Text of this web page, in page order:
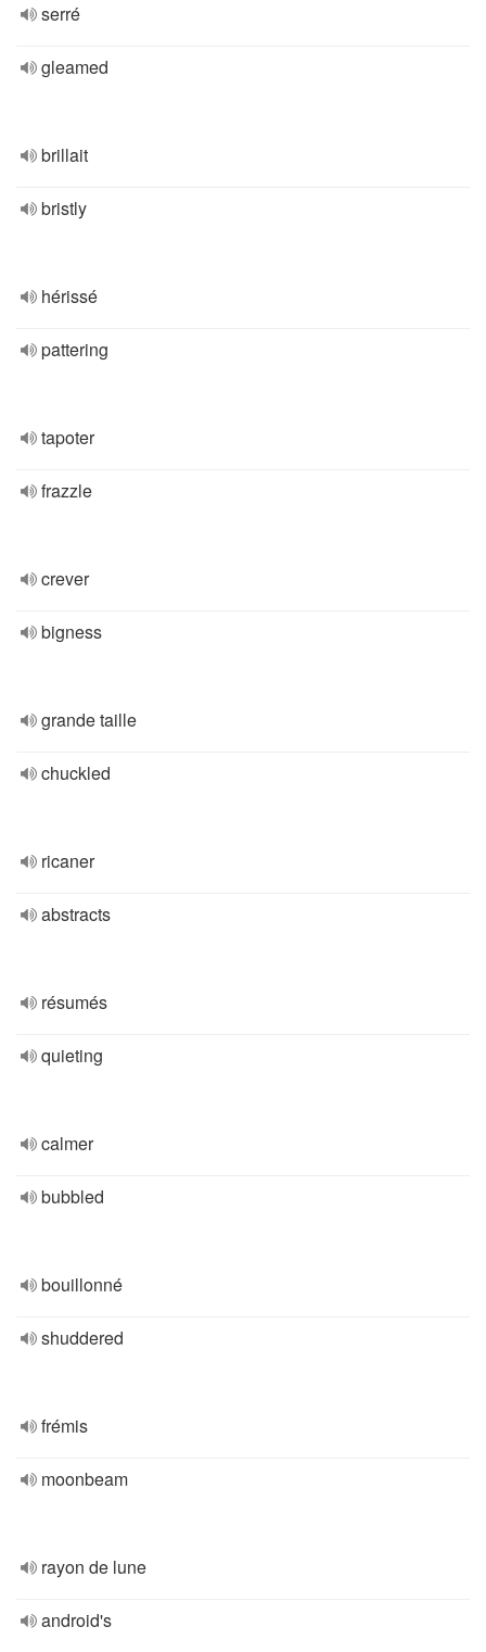
serré
gleamed
brillait
bristly
hérissé
pattering
tapoter
frazzle
crever
bigness
grande taille
chuckled
ricaner
abstracts
résumés
quieting
calmer
bubbled
bouillonné
shuddered
frémis
moonbeam
rayon de lune
android's